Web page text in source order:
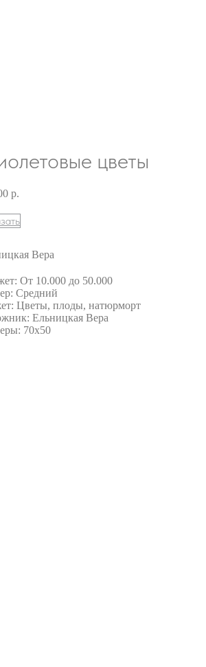
цветы
р.
Вера
От 10.000 до 50.000
Средний
Цветы, плоды, натюрморт
Ельницкая Вера
70х50